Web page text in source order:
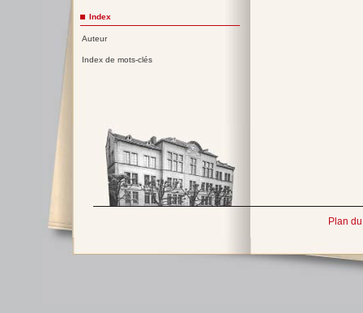
Index
Auteur
Index de mots-clés
Plan